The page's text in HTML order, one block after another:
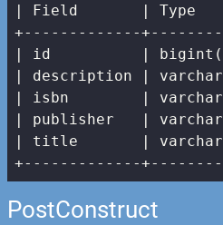
| Field       |
+-------------
|
id |
| description |
|
isbn |
| publisher   |
|
title |
+-------------
PostConstruct